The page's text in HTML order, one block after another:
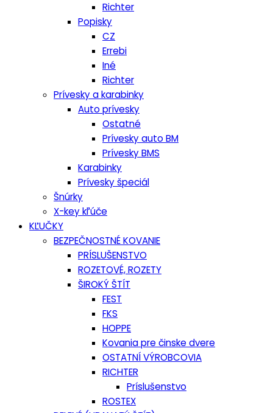
Richter
Popisky
CZ
Errebi
Iné
Richter
Prívesky a karabinky
Auto prívesky
Ostatné
Prívesky auto BM
Prívesky BMS
Karabinky
Prívesky špeciál
Šnúrky
X-key kľúče
KĽUČKY
BEZPEČNOSTNÉ KOVANIE
PRÍSLUŠENSTVO
ROZETOVÉ, ROZETY
ŠIROKÝ ŠTÍT
FEST
FKS
HOPPE
Kovania pre činske dvere
OSTATNÍ VÝROBCOVIA
RICHTER
Príslušenstvo
ROSTEX